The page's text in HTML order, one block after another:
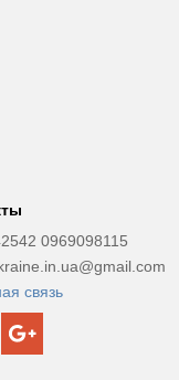
0969098115
связь